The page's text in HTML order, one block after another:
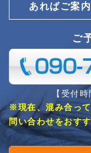
あればご案
ご
【受付
※現在、混み合っ
問い合わせをおす